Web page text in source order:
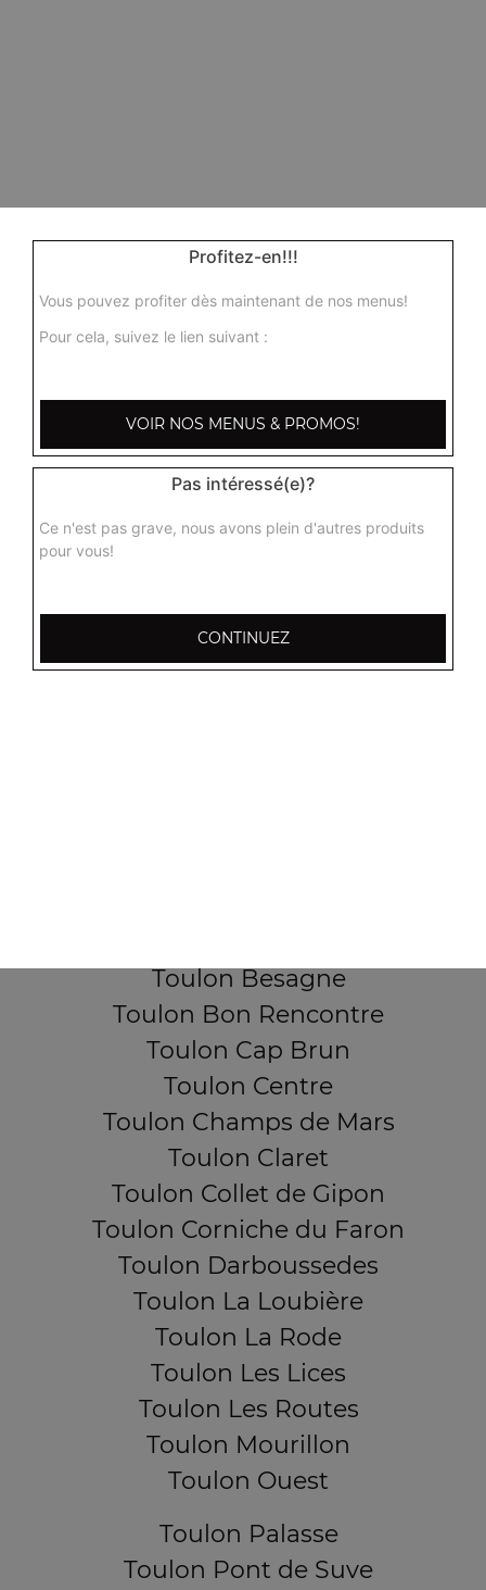
Toulon Besagne
Toulon Bon Rencontre
Toulon Cap Brun
Toulon Centre
Toulon Champs de Mars
Toulon Claret
Toulon Collet de Gipon
Toulon Corniche du Faron
Toulon Darboussedes
Toulon La Loubière
Toulon La Rode
Toulon Les Lices
Toulon Les Routes
Toulon Mourillon
Toulon Ouest
Toulon Palasse
Toulon Pont de Suve
Profitez-en!!!
Vous pouvez profiter dès maintenant de nos menus!
Pour cela, suivez le lien suivant :
VOIR NOS MENUS & PROMOS!
Pas intéressé(e)?
Ce n'est pas grave, nous avons plein d'autres produits
pour vous!
CONTINUEZ